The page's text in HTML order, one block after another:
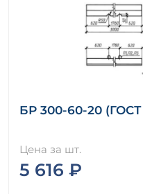
БР 300-60-20
Цена за шт.
5 616 ₽